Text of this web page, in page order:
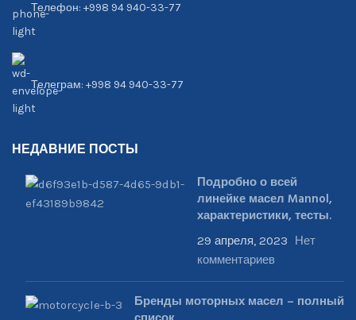
Телефон: +998 94 940-33-77
Телеграм: +998 94 940-33-77
НЕДАВНИЕ ПОСТЫ
Подробно о всей
линейке масел Mannol,
характеристики, тесты.
29 апреля, 2023
Нет
комментариев
Бренды моторных масел – полный